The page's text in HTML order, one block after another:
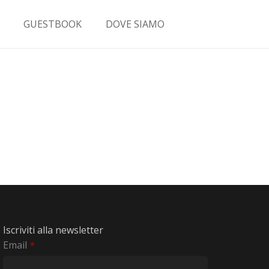
GUESTBOOK DOVE SIAMO
Iscriviti alla newsletter
Email *